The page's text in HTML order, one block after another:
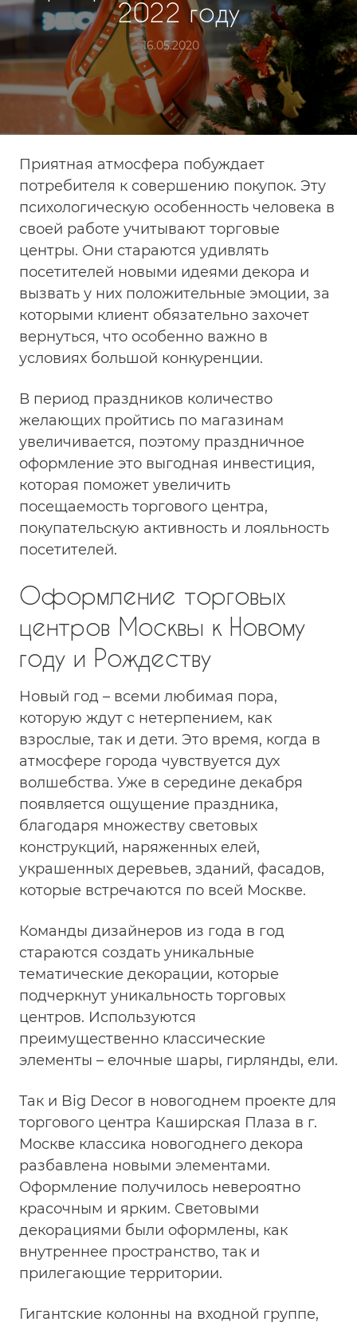
2022 году
16.05.2020
Приятная атмосфера побуждает
потребителя к совершению покупок. Эту
психологическую особенность человека в
своей работе учитывают торговые
центры. Они стараются удивлять
посетителей новыми идеями декора и
вызвать у них положительные эмоции, за
которыми клиент обязательно захочет
вернуться, что особенно важно в
условиях большой конкуренции.
В период праздников количество
желающих пройтись по магазинам
увеличивается, поэтому праздничное
оформление это выгодная инвестиция,
которая поможет увеличить
посещаемость торгового центра,
покупательскую активность и лояльность
посетителей.
Оформление торговых
центров Москвы к Новому
году и Рождеству
Новый год – всеми любимая пора,
которую ждут с нетерпением, как
взрослые, так и дети. Это время, когда в
атмосфере города чувствуется дух
волшебства. Уже в середине декабря
появляется ощущение праздника,
благодаря множеству световых
конструкций, наряженных елей,
украшенных деревьев, зданий, фасадов,
которые встречаются по всей Москве.
Команды дизайнеров из года в год
стараются создать уникальные
тематические декорации, которые
подчеркнут уникальность торговых
центров. Используются
преимущественно классические
элементы – елочные шары, гирлянды, ели.
Так и Big Decor в новогоднем проекте для
торгового центра Каширская Плаза в г.
Москве классика новогоднего декора
разбавлена новыми элементами.
Оформление получилось невероятно
красочным и ярким. Световыми
декорациями были оформлены, как
внутреннее пространство, так и
прилегающие территории.
Гигантские колонны на входной группе,